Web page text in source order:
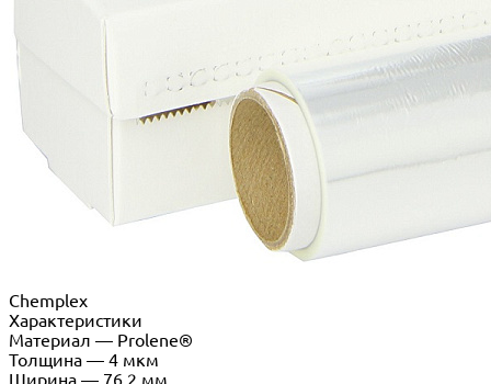
Chemplex
Характеристики
Материал — Prolene®
Толщина — 4 мкм
Ширина — 76,2 мм